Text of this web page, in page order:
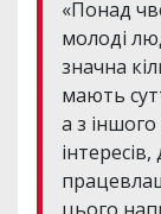
«Понад
молоді
значна
мають
а з іншого